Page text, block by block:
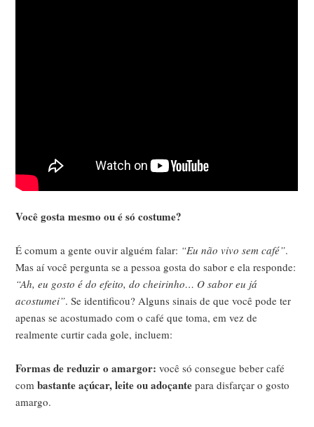
Você gosta mesmo ou é só costume?
É comum a gente ouvir alguém falar: “Eu não vivo sem café”.
Mas aí você pergunta se a pessoa gosta do sabor e ela responde:
“Ah, eu gosto é do efeito, do cheirinho… O sabor eu já
acostumei”. Se identificou? Alguns sinais de que você pode ter
apenas se acostumado com o café que toma, em vez de
realmente curtir cada gole, incluem:
Formas de reduzir o amargor: você só consegue beber café
combastante açúcar, leite ou adoçante para disfarçar o gosto
amargo.